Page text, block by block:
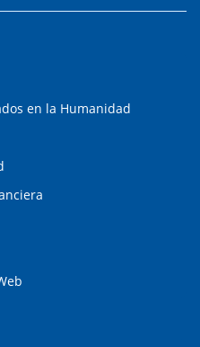
en la Humanidad